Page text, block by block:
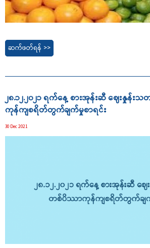
ဆက်ဖတ်ရန် >>
၂၈.၁၂.၂၀၂၁ ရက်နေ့ စားအုန်းဆီ ဈေးနှုန်
ကုန်ကျစရိတ်တွက်ချက်မှုစာရင်း
30 Dec 2021